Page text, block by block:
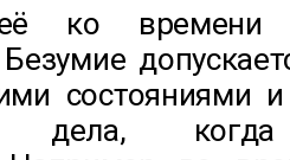
её ко времени
Безумие
состояниями
дела, когда